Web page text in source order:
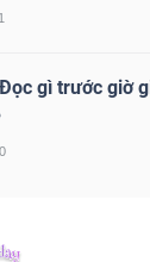
gì trước giờ